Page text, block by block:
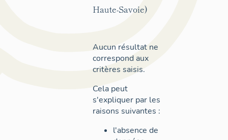
Haute-Savoie)
Aucun résultat ne
correspond aux
critères saisis.
Cela peut
s'expliquer par les
raisons suivantes :
l'absence de